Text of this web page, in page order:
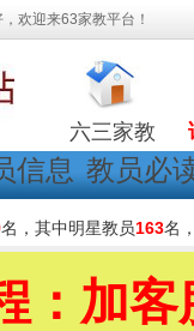
欢迎来63家教平台！
六三家教
信息 教员必
名，其中明星教员163名
：加